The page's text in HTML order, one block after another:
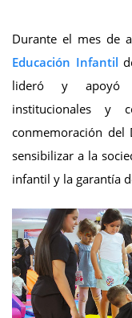
Durante el mes de
Educación Infantil
lideró y apoyó
institucionales y
conmemoración del
sensibilizar a la
infantil y la garantía